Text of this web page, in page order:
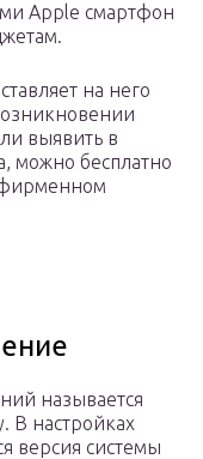
Apple смартфон
на него
выявить в
можно бесплатно
фирменном
называется
В настройках
версия системы